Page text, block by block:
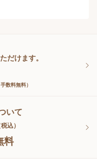
だけます。
数料無料）
いて
込）
料